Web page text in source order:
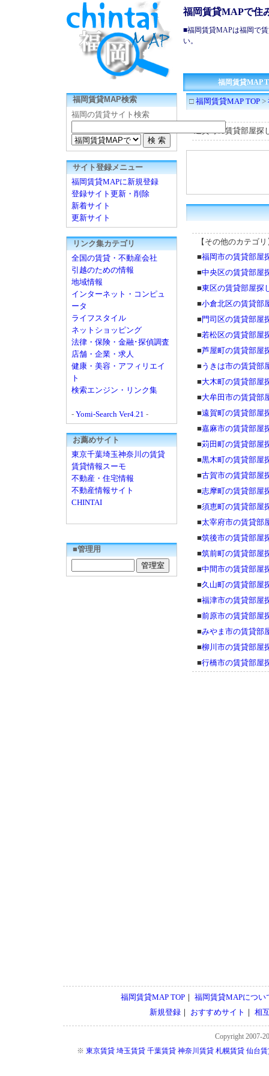
福岡賃貸MAPで住
■福岡賃貸MAPは福岡で
い。
福岡賃貸MAP
□福岡賃貸MAP TOP>
遠賀町の賃貸部屋探
【その他のカテゴ
■福岡市の賃貸部屋
■中央区の賃貸部屋
■東区の賃貸部屋探
■小倉北区の賃貸部
■ 門司区の賃貸部屋
■若松区の賃貸部屋
■芦屋町の賃貸部屋
■ うきは市の賃貸部
■大木町の賃貸部屋
■大牟田市の賃貸部
■遠賀町の賃貸部屋
■嘉麻市の賃貸部屋
■苅田町の賃貸部屋
■黒木町の賃貸部屋
■古賀市の賃貸部屋
■志摩町の賃貸部屋
■須恵町の賃貸部屋
■太宰府市の賃貸部
■筑後市の賃貸部屋
■筑前町の賃貸部屋
■中間市の賃貸部屋
■久山町の賃貸部屋
■福津市の賃貸部屋
■前原市の賃貸部屋
■みやま市の賃貸部
■柳川市の賃貸部屋
■行橋市の賃貸部屋
福岡賃貸MAP検索
福岡の賃貸サイト検索
サイト登録メニュー
福岡賃貸MAPに新規登録
登録サイト更新・削除
新着サイト
更新サイト
リンク集カテゴリ
全国の賃貸・不動産会社
引越のための情報
地域情報
インターネット・コンピュ
ータ
ライフスタイル
ネットショッピング
法律・保険・金融･探偵調査
店舗・企業・求人
健康・美容・アフィリエイ
ト
検索エンジン・リンク集
- Yomi-Search Ver4.21 -
お薦めサイト
東京千葉埼玉神奈川の賃貸
賃貸情報スーモ
不動産・住宅情報
不動産情報サイト
CHINTAI
■管理用
福岡賃貸MAP TOP｜ 福岡賃貸MAPについ
新規登録｜ おすすめサイト ｜ 相
Copyright 2007-
※ 東京賃貸 埼玉賃貸 千葉賃貸 神奈川賃貸 札幌賃貸 仙台賃